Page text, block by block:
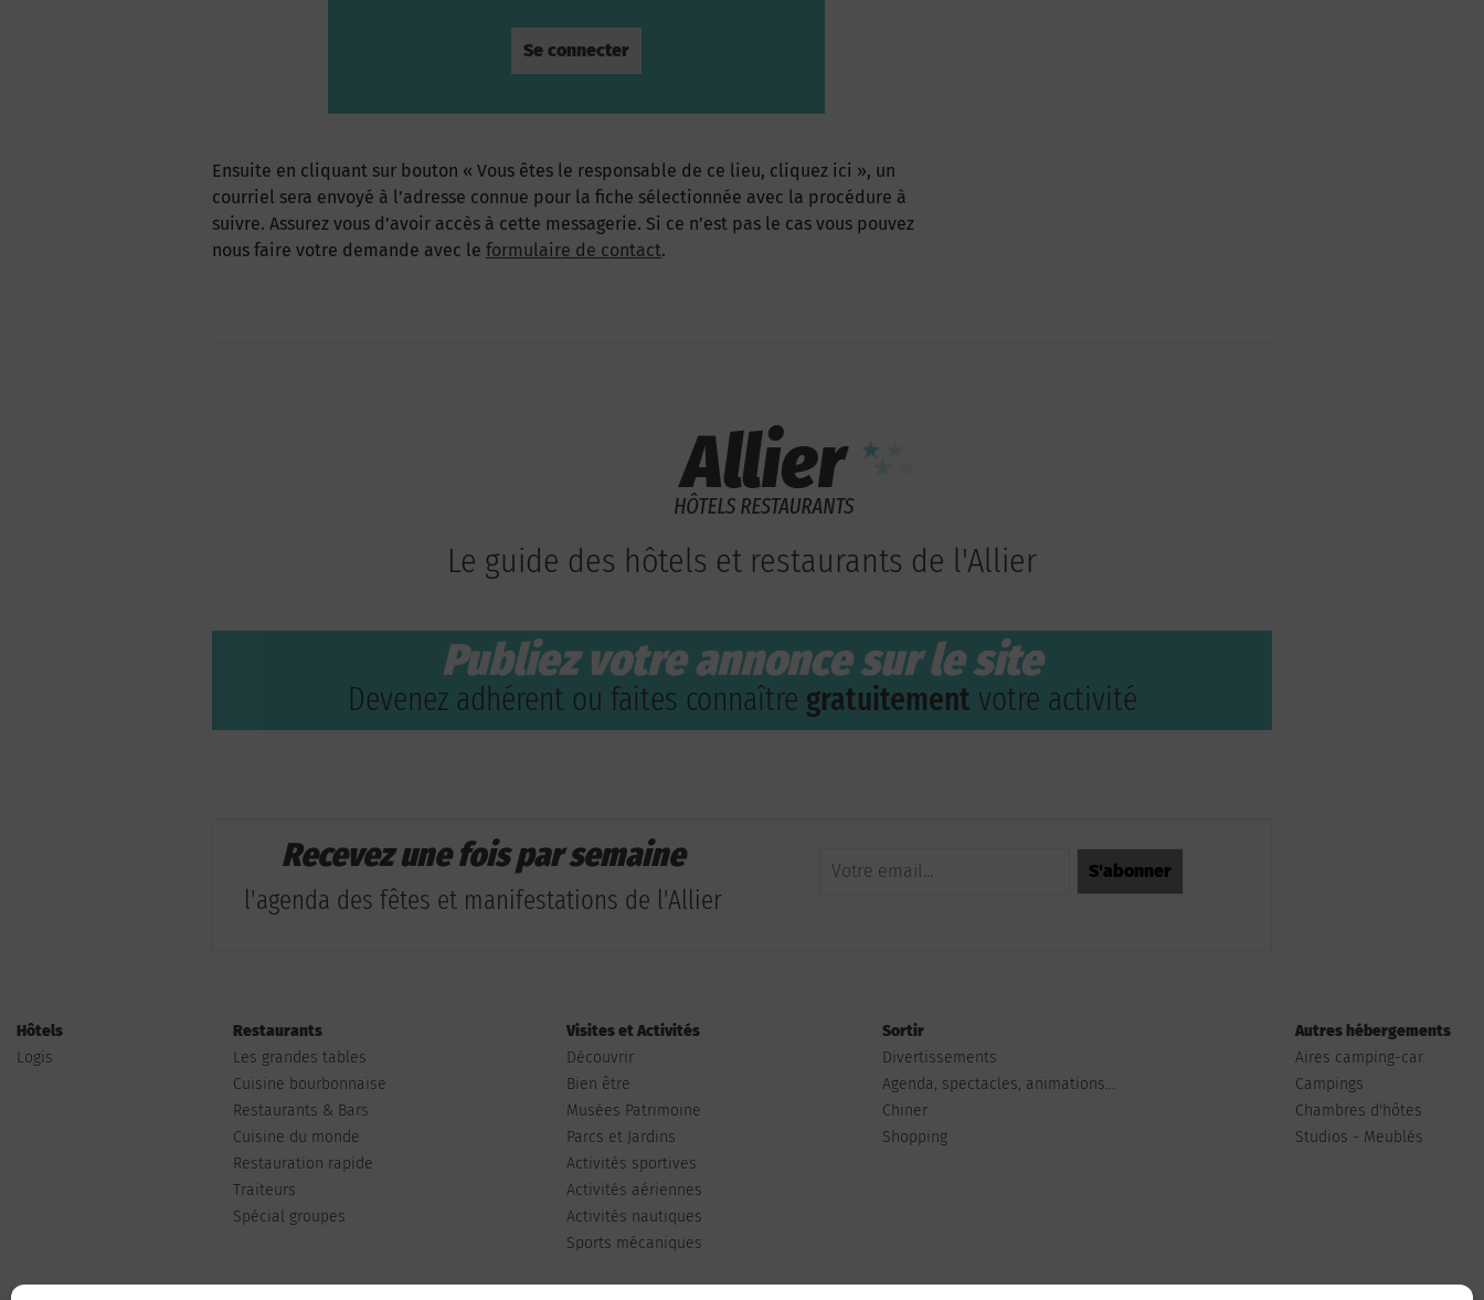
Ensuite en cliquant sur bouton « Vous êtes le responsable de ce lieu, cliquez ici », un
courriel sera envoyé à l’adresse connue pour la fiche sélectionnée avec la procédure à
suivre. Assurez vous d’avoir accès à cette messagerie. Si ce n’est pas le cas vous pouvez
nous faire votre demande avec le formulaire de contact.
Le guide des hôtels et restaurants de l'Allier
Publiez votre annonce sur le site
Devenez adhérent ou faites connaître gratuitement votre activité
Recevez une fois par semaine
l'agenda des fêtes et manifestations de l'Allier
Hôtels
Logis
Restaurants
Les grandes tables
Cuisine bourbonnaise
Restaurants & Bars
Cuisine du monde
Restauration rapide
Traiteurs
Spécial groupes
Visites et Activités
Découvrir
Bien être
Musées Patrimoine
Parcs et Jardins
Activités sportives
Activités aériennes
Activités nautiques
Sports mécaniques
Sortir
Divertissements
Agenda, spectacles, animations...
Chiner
Shopping
Autres hébergements
Aires camping-car
Campings
Chambres d'hôtes
Studios - Meublés